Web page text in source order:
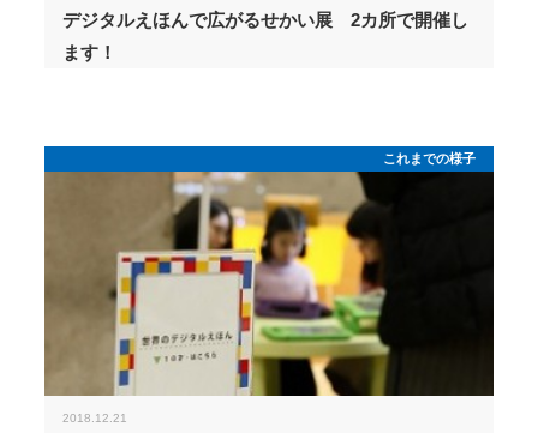
デジタルえほんで広がるせかい展 2カ所で開催し
ます！
これまでの様子
2018.12.21